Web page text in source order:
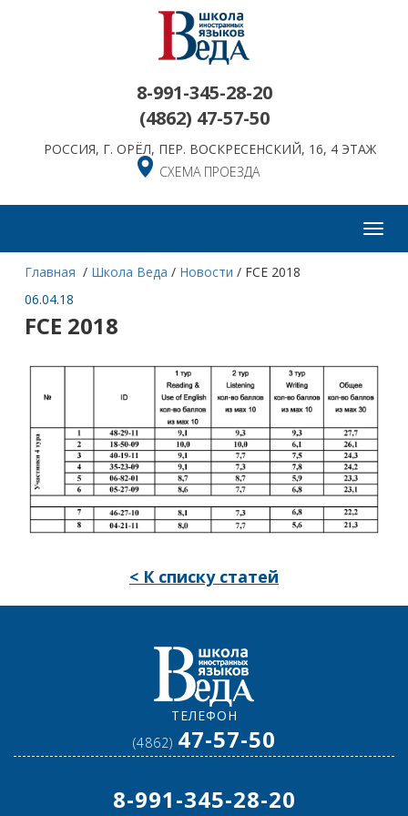
8-991-345-28-20
(4862) 47-57-50
РОССИЯ, Г. ОРЁЛ, ПЕР. ВОСКРЕСЕНСКИЙ, 16, 4 ЭТАЖ
СХЕМА ПРОЕЗДА
Главная / Школа Веда / Новости / FCE 2018
06.04.18
FCE 2018
< К списку статей
ТЕЛЕФОН
(4862) 47-57-50
8-991-345-28-20